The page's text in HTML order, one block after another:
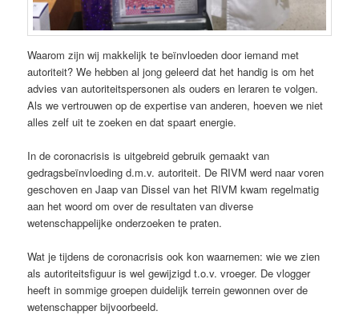
Waarom zijn wij makkelijk te beïnvloeden door iemand met
autoriteit? We hebben al jong geleerd dat het handig is om het
advies van autoriteitspersonen als ouders en leraren te volgen.
Als we vertrouwen op de expertise van anderen, hoeven we niet
alles zelf uit te zoeken en dat spaart energie.
In de coronacrisis is uitgebreid gebruik gemaakt van
gedragsbeïnvloeding d.m.v. autoriteit. De RIVM werd naar voren
geschoven en Jaap van Dissel van het RIVM kwam regelmatig
aan het woord om over de resultaten van diverse
wetenschappelijke onderzoeken te praten.
Wat je tijdens de coronacrisis ook kon waarnemen: wie we zien
als autoriteitsfiguur is wel gewijzigd t.o.v. vroeger. De vlogger
heeft in sommige groepen duidelijk terrein gewonnen over de
wetenschapper bijvoorbeeld.